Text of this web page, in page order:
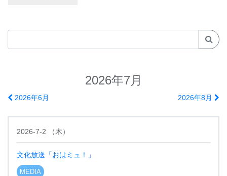
2026年7月
2026年6月 2026年8月
2026-7-2 （木）
文化放送「おはミュ！」
MEDIA